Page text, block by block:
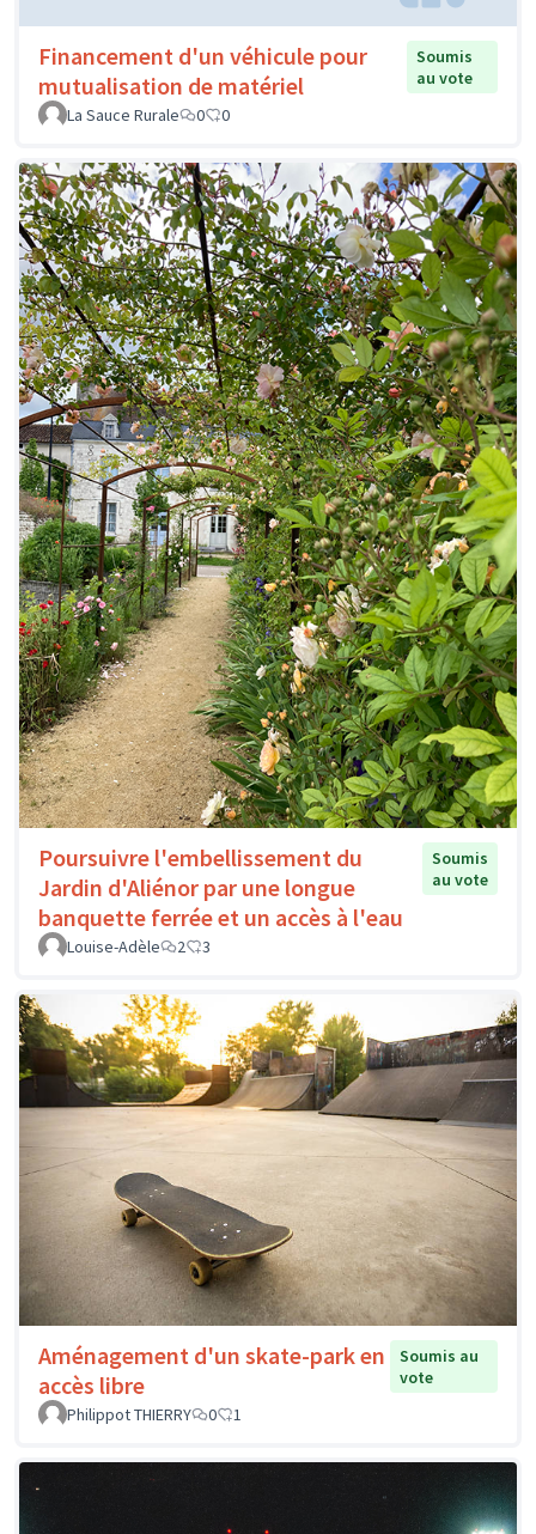
Financement d'un véhicule pour
mutualisation de matériel
Soumis
au vote
La Sauce Rurale
0 0
Poursuivre l'embellissement du
Jardin d'Aliénor par une longue
banquette ferrée et un accès à l'eau
Soumis
au vote
Louise-Adèle 2 3
Aménagement d'un skate-park en
accès libre
Soumis au
vote
Philippot THIERRY
0 1